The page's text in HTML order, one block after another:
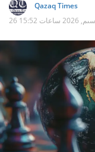
Qazaq Times
ساعات 15:52